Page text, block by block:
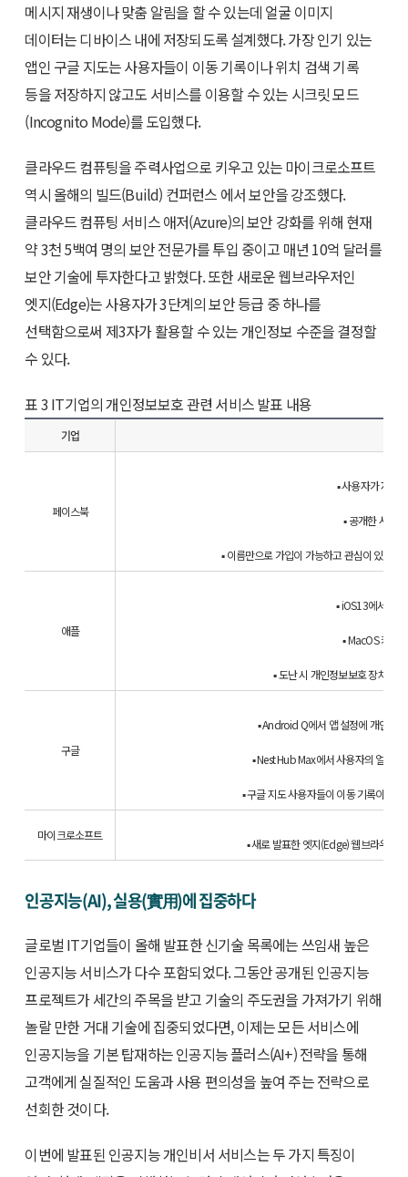
메시지 재생이나 맞춤 알림을 할 수 있는데 얼굴 이미지
데이터는 디바이스 내에 저장되도록 설계했다. 가장 인기 있는
앱인 구글 지도는 사용자들이 이동 기록이나 위치 검색 기록
등을 저장하지 않고도 서비스를 이용할 수 있는 시크릿 모드
(Incognito Mode)를 도입했다.
클라우드 컴퓨팅을 주력사업으로 키우고 있는 마이크로소프트
역시 올해의 빌드(Build) 컨퍼런스 에서 보안을 강조했다.
클라우드 컴퓨팅 서비스 애저(Azure)의 보안 강화를 위해 현재
약 3천 5백여 명의 보안 전문가를 투입 중이고 매년 10억 달러를
보안 기술에 투자한다고 밝혔다. 또한 새로운 웹브라우저인
엣지(Edge)는 사용자가 3단계의 보안 등급 중 하나를
선택함으로써 제3자가 활용할 수 있는 개인정보 수준을 결정할
수 있다.
표 3 IT기업의 개인정보보호 관련 서비스 발표 내용
기업
페이스북
▪ 사용자가 자신
▪ 공개한 사진
▪ 이름만으로 가입이 가능하고 관심이 있는
애플
▪ iOS13에서 페
▪ MacOS 카탈
▪ 도난 시 개인정보보호 장치
구글
▪ Android Q에서 앱 설정에 개인정
▪ Nest Hub Max에서 사용자의 얼굴
▪ 구글 지도 사용자들이 이동 기록이나
마이크로소프트
▪ 새로 발표한 엣지(Edge) 웹브라우저
인공지능(AI), 실용(實用)에 집중하다
글로벌 IT기업들이 올해 발표한 신기술 목록에는 쓰임새 높은
인공지능 서비스가 다수 포함되었다. 그동안 공개된 인공지능
프로젝트가 세간의 주목을 받고 기술의 주도권을 가져가기 위해
놀랄 만한 거대 기술에 집중되었다면, 이제는 모든 서비스에
인공지능을 기본 탑재하는 인공지능 플러스(AI+) 전략을 통해
고객에게 실질적인 도움과 사용 편의성을 높여 주는 전략으로
선회한 것이다.
이번에 발표된 인공지능 개인비서 서비스는 두 가지 특징이